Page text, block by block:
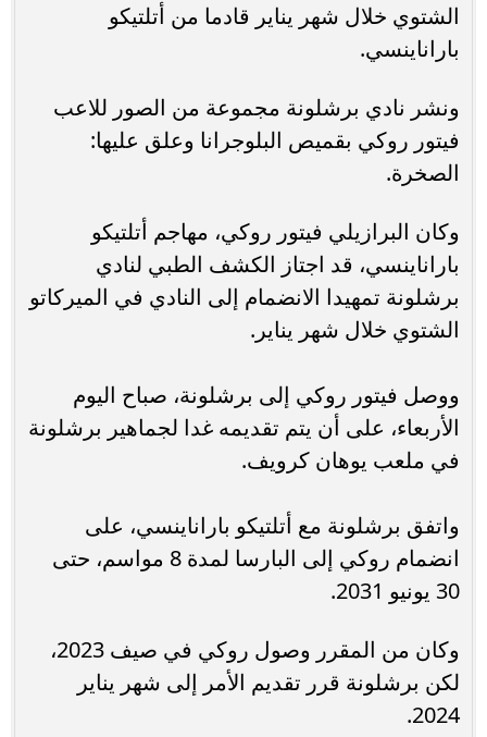
الشتوي خلال شهر يناير قادما من أتلتيكو
باراناينسي.
ونشر نادي برشلونة مجموعة من الصور للاعب
فيتور روكي بقميص البلوجرانا وعلق عليها:
الصخرة.
وكان البرازيلي فيتور روكي، مهاجم أتلتيكو
باراناينسي، قد اجتاز الكشف الطبي لنادي
برشلونة تمهيدا الانضمام إلى النادي في الميركاتو
الشتوي خلال شهر يناير.
ووصل فيتور روكي إلى برشلونة، صباح اليوم
الأربعاء، على أن يتم تقديمه غدا لجماهير برشلونة
في ملعب يوهان كرويف.
واتفق برشلونة مع أتلتيكو باراناينسي، على
انضمام روكي إلى البارسا لمدة 8 مواسم، حتى
30 يونيو 2031.
وكان من المقرر وصول روكي في صيف 2023،
لكن برشلونة قرر تقديم الأمر إلى شهر يناير
2024.